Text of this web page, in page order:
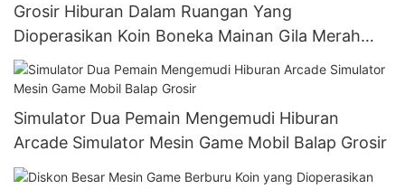
Grosir Hiburan Dalam Ruangan Yang
Dioperasikan Koin Boneka Mainan Gila Merah
Muda Mesin Permainan Cakar Derek Penjual
Arcade
Simulator Dua Pemain Mengemudi Hiburan
Arcade Simulator Mesin Game Mobil Balap Grosir